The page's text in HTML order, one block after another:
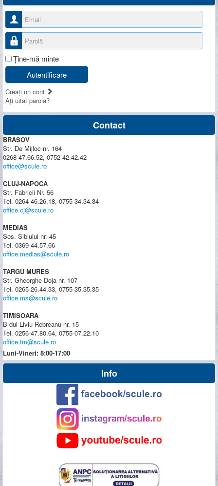
Nume utilizator
Parolă
Ţine-mă minte
Autentificare
Creaţi un cont
Aţi uitat parola?
Contact
BRASOV
Str. De Mijloc nr. 164
0268-47.66.52, 0752-42.42.42
office@scule.ro
CLUJ-NAPOCA
Str. Fabricii Nr. 56
Tel. 0264-46.26.18, 0755-34.34.34
office.cj@scule.ro
MEDIAS
Sos. Sibiului nr. 45
Tel. 0369-44.57.66
office.medias@scule.ro
TARGU MURES
Str. Gheorghe Doja nr. 107
Tel. 0265-26.44.33, 0755-35.35.35
office.ms@scule.ro
TIMISOARA
B-dul Liviu Rebreanu nr. 15
Tel. 0256-47.80.64, 0755-07.22.10
office.tm@scule.ro
Luni-Vineri: 8:00-17:00
Info